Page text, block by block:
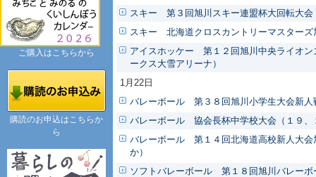
スキー 第３回旭川スキー連盟杯大回転大会
スキー 北海道クロスカントリーマスターズ
アイスホッケー 第１２回旭川中央ライオン
ークス大雪アリーナ）
1月22日
バレーボール 第３８回旭川小学生大会新人
バレーボール 協会長杯中学校大会（１９、
バレーボール 第１４回北海道高校新人大会
か）
ソフトバレーボール 第１８回旭川バレー
ご購入はこちらから
購読のお申込はこちらか
ら